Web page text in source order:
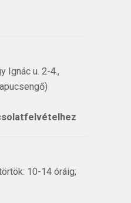
Ignác u. 2-4.,
10-14 óráig;